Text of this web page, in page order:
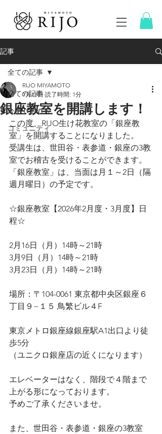
記事
全ての記事
今すぐ始める
コミュニティ
全ての記事
銀座教室を開講します！
RIJO MIYAMOTO
1月18日 読了時間: 1分
この度、RIJO生け花教室の「銀座教
室」を開講することになりました。
受講生は、世田谷・表参道・銀座の3教
室でお稽古を受けることができます。
「銀座教室」は、当面は月１～2日（隔
週月曜日）の予定です。
☆銀座教室【2026年2月度・3月度】日
程☆
2月16日（月）14時～21時
3月9日（月）14時～21時
3月23日（月）14時～21時
場所：〒104-0061 東京都中央区銀座６
丁目９−１５ 鳥繁ビル４F
東京メトロ銀座線銀座駅A1出口より徒
歩5分
（ユニクロ銀座店の近くになります）
エレベーターはなく、階段で４階まで
上がる形になっております。
予めご了承くださいませ。
また、世田谷・表参道・銀座の3教室